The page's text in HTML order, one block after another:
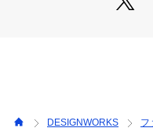
オレンジ モデル：H165
DESIGNWORKS フ